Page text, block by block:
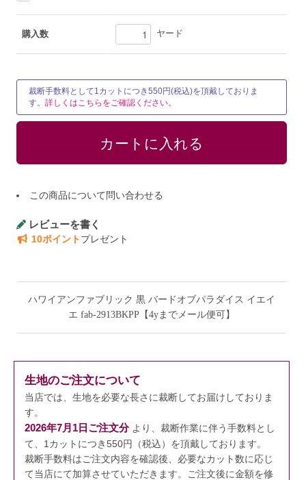
購入数 ヤード
裁断手数料として1カットにつき550円(税込)を頂戴しておりま
す。詳しくはこちらをご確認ください。
この商品について問い合わせる
レビューを書く
10ポイントプレゼント
ハワイアンファブリック 黒 バードオブパラダイス イエイ
エ fab-2913BKPP【4yまでメール便可】
生地のご注文について
当店では、生地を必要な長さに裁断してお届けしておりま
す。
2026年7月1日ご注文分より、裁断作業に伴う手数料とし
て、1カットにつき550円（税込）を頂戴しております。
裁断手数料はご注文内容を確認後、必要なカット数に応じ
て当店にて加算させていただきます。
ご注文後に金額を修